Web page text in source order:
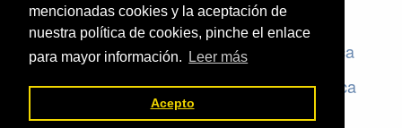
mencionadas cookies y la aceptación de
nuestra política de cookies, pinche el enlace
para mayor información.
Leer más
Acepto
Evaluación en educación física
Criterios de evaluación en educación física
Rúbricas de evaluación en educación física